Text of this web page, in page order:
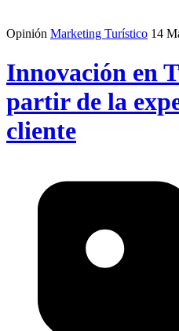
Opinión Marketing Turístico 14
Innovación en
partir de la
cliente